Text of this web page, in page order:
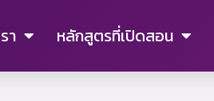
า หลักสูตรที่เปิดสอน